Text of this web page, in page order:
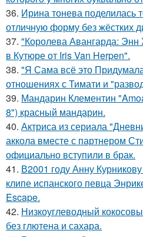
36. Ирина тонева поделилась
отличную форму без жёстких
37. "Королева Авангарда: Энн
в Кутюре от Iris Van Herpen".
38. "Я Сама всё это
отношениях с Тимати и
39. Мандарин Клементин
8") красный мандарин.
40. Актриса из сериала
аккола вместе с партнером
официально вступили в брак.
41. В2001 году Анну
клипе испанского певца
Escape.
42. Низкоуглеводный
без глютена и сахара.